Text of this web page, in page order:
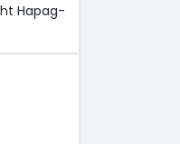
Hapag-